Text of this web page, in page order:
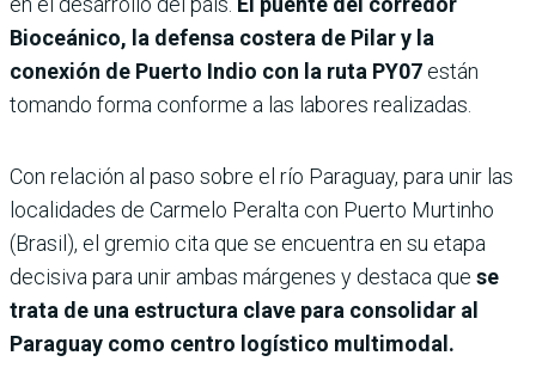
Bioceánico, la defensa costera de Pilar y la
conexión de Puerto Indio con la ruta PY07 están
tomando forma conforme a las labores realizadas.
Con relación al paso sobre el río Paraguay, para unir las
localidades de Carmelo Peralta con Puerto Murtinho
(Brasil), el gremio cita que se encuentra en su etapa
decisiva para unir ambas márgenes y destaca que se
trata de una estructura clave para consolidar al
Paraguay como centro logístico multimodal.